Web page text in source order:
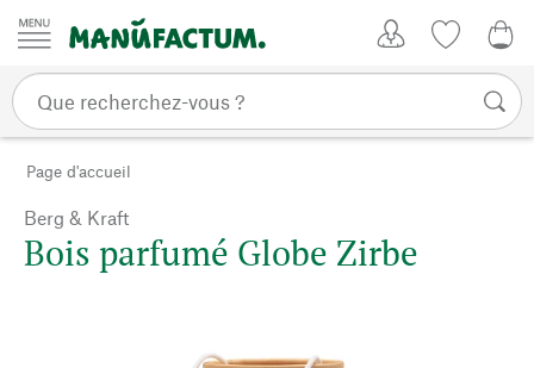
Passer au contenu
Page d'accueil
Berg & Kraft
Bois parfumé Globe Zirbe